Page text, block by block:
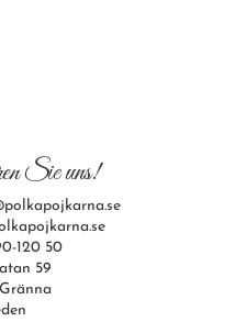
Sie uns!
120 50
59